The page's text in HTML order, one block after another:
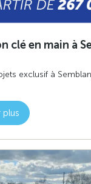
clé en main à
exclusif à
plus